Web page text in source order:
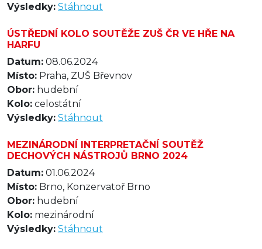
Výsledky: Stáhnout
ÚSTŘEDNÍ KOLO SOUTĚŽE ZUŠ ČR VE HŘE NA
HARFU
Datum: 08.06.2024
Místo: Praha, ZUŠ Břevnov
Obor: hudební
Kolo: celostátní
Výsledky: Stáhnout
MEZINÁRODNÍ INTERPRETAČNÍ SOUTĚŽ
DECHOVÝCH NÁSTROJŮ BRNO 2024
Datum: 01.06.2024
Místo: Brno, Konzervatoř Brno
Obor: hudební
Kolo: mezinárodní
Výsledky: Stáhnout